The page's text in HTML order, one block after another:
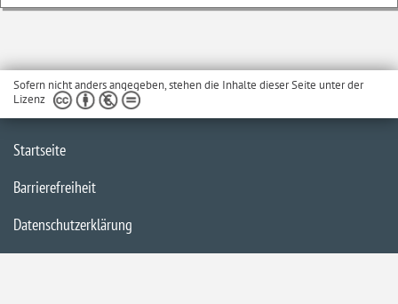
Sofern nicht anders angegeben, stehen die Inhalte dieser Seite unter der
Lizenz
Startseite
Barrierefreiheit
Datenschutzerklärung